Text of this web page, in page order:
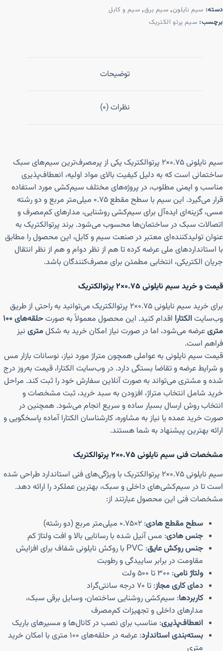
دسته: سیم نایلون, سیم برق, سیم و کابل
برچسب: سیم پرتو الکتریک
توضیحات
نظرات (0)
سیم نایلونی ۰.۷۵×۲ پرتوالکتریک یکی از پرمصرف‌ترین سیم‌های سبک
ساختمانی است که به دلیل کیفیت بالای مواد اولیه، انعطاف‌پذیری
مناسب و ایمنی مطلوب، در پروژه‌های مختلف سیم‌کشی مورد استفاده
قرار می‌گیرد. این سیم با سطح مقطع ۰.۷۵ میلی‌متر مربع و دو رشته
مسی، گزینه‌ای ایده‌آل برای سیم‌کشی روشنایی، مدارهای کم‌مصرف و
اتصالات سبک در ساختمان‌ها محسوب می‌شود. برند پرتوالکتریک به
عنوان تولیدکننده‌ای معتبر در صنعت سیم و کابل، این محصول را مطابق
با استانداردهای ملی عرضه کرده تا هم از نظر دوام و هم از نظر انتقال
جریان الکتریکی، انتخابی مطمئن برای مصرف‌کنندگان باشد.
قیمت و خرید سیم نایلونی ۰.۷۵×۲ پرتوالکتریک
برای خرید سیم نایلونی ۰.۷۵×۲ پرتوالکتریک می‌توانید به راحتی از طریق
وب‌سایتالکتارا اقدام کنید. این محصول معمولاً به صورت
حلقه‌های ۱۰۰
متریعرضه می‌شود، اما در صورت نیاز امکان خرید به شکلمتری نیز
فراهم است.
قیمت سیم نایلونی به عواملی همچون متراژ مورد نیاز، نوسانات بازار مس
و شرایط عرضه و تقاضا بستگی دارد. در وب‌سایت الکتارا، قیمت به‌روز درج
شده و مشتری می‌تواند به صورت آنلاین سفارش خود را ثبت کند. مراحل
خرید شامل انتخاب متراژ، افزودن به سبد خرید، ثبت مشخصات و
انتخاب روش ارسال بسیار ساده و سریع انجام می‌شود. همچنین در
صورت خرید عمده یا نیاز به مشاوره، کارشناسان الکتارا آماده پاسخگویی و
ارائه بهترین پیشنهاد به شما هستند.
مشخصات فنی سیم نایلونی ۰.۷۵×۲ پرتوالکتریک
سیم نایلونی ۰.۷۵×۲ پرتوالکتریک با ویژگی‌های فنی استاندارد طراحی شده
است تا در سیم‌کشی‌های داخلی و سبک، بهترین عملکرد را ارائه دهد.
مشخصات فنی این محصول عبارتند از:
سطح مقطع هادی: ۲×۰.۷۵ میلی‌متر مربع (دو رشته)
جنس هادی: مس آنیل شده با رسانایی بالا و افت ولتاژ کم
جنس روکش عایق
: PVC با روکش نایلونی شفاف برای افزایش
مقاومت در برابر ساییدگی و رطوبت
ولتاژ نامی: ۳۰۰ تا ۵۰۰ ولت
دمای کاری مجاز: تا ۷۰ درجه سانتی‌گراد
کاربردها: سیم‌کشی روشنایی ساختمان، وسایل برقی سبک،
مدارهای داخلی و تجهیزات کم‌مصرف
انعطاف‌پذیری: مناسب برای نصب در کانال‌ها و مسیرهای باریک
بسته‌بندی استاندارد
: عرضه در حلقه‌های ۱۰۰ متری با امکان خرید
متری